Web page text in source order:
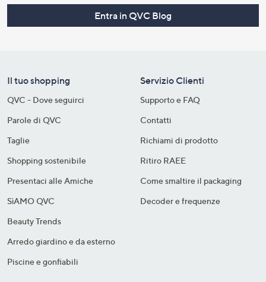
Entra in QVC Blog
Il tuo shopping
QVC - Dove seguirci
Parole di QVC
Taglie
Shopping sostenibile​
Presentaci alle Amiche
SìAMO QVC
Beauty Trends
Arredo giardino e da esterno
Piscine e gonfiabili
Servizio Clienti
Supporto e FAQ
Contatti
Richiami di prodotto
Ritiro RAEE
Come smaltire il packaging​
Decoder e frequenze​